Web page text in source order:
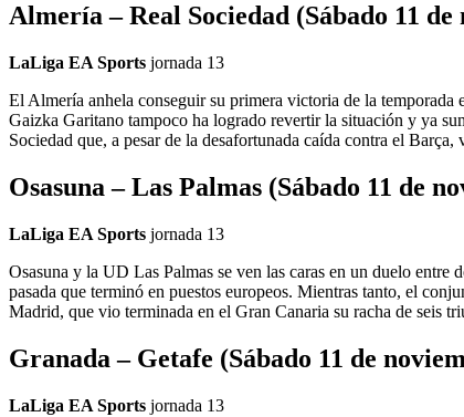
Almería – Real Sociedad (Sábado 11
LaLiga EA Sports jornada 13
El Almería anhela conseguir su primera victoria de la temporada
Gaizka Garitano tampoco ha logrado revertir la situación y ya
Sociedad que, a pesar de la desafortunada caída contra el
Osasuna – Las Palmas (Sábado 11 de
LaLiga EA Sports jornada 13
Osasuna y la UD Las Palmas se ven las caras en un duelo entre
pasada que terminó en puestos europeos. Mientras tanto, el
Madrid, que vio terminada en el Gran Canaria su racha de seis
Granada – Getafe (Sábado 11 de
LaLiga EA Sports jornada 13